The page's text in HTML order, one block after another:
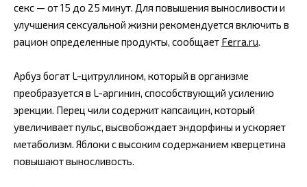
секс — от 15 до 25 минут. Для повышения выносливости и
улучшения сексуальной жизни рекомендуется включить в
рацион определенные продукты, сообщает Ferra.ru.
Арбуз богат L-цитруллином, который в организме
преобразуется в L-аргинин, способствующий усилению
эрекции. Перец чили содержит капсаицин, который
увеличивает пульс, высвобождает эндорфины и ускоряет
метаболизм. Яблоки с высоким содержанием кверцетина
повышают выносливость.